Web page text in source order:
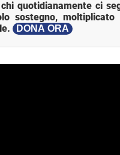
quotidianamente ci
sostegno,
DONA ORA